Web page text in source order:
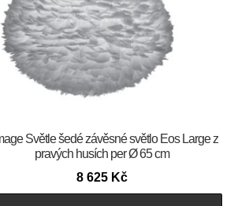
Světle šedé závěsné světlo Eos Large z
pravých husích per Ø 65 cm
8 625 Kč